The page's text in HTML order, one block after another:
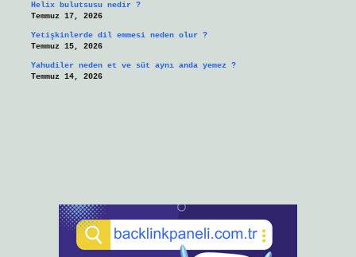
Helix bulutsusu nedir ?
Temmuz 17, 2026
Yetişkinlerde dil emmesi neden olur ?
Temmuz 15, 2026
Yahudiler neden et ve süt aynı anda yemez ?
Temmuz 14, 2026